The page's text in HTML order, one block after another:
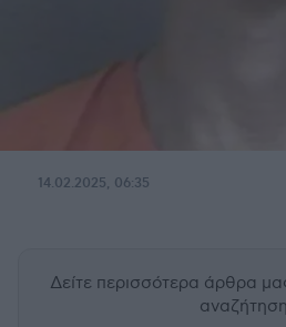
14.02.2025, 06:35
Δείτε περισσότερα άρθρα